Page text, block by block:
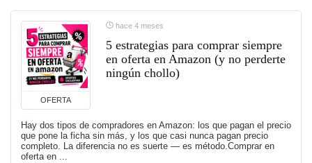
OFERTA
hace 4 meses
5 estrategias para comprar siempre
en oferta en Amazon (y no perderte
ningún chollo)
Hay dos tipos de compradores en Amazon: los que pagan el precio
que pone la ficha sin más, y los que casi nunca pagan precio
completo. La diferencia no es suerte — es método.Comprar en
oferta en ...